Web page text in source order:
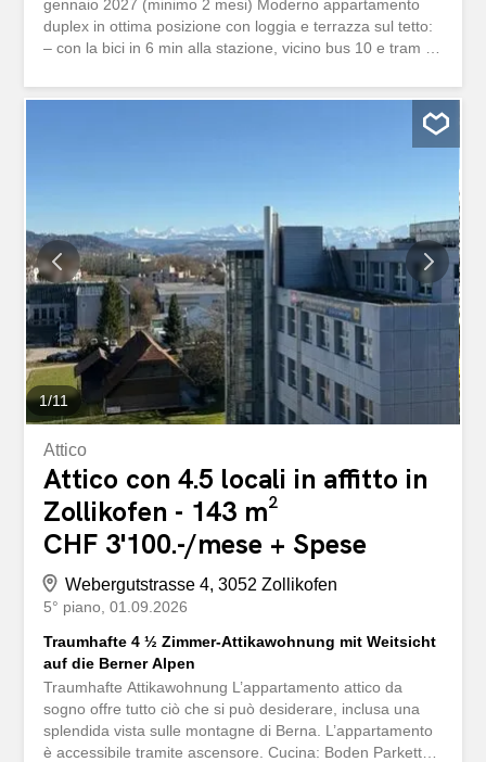
gennaio 2027 (minimo 2 mesi) Moderno appartamento
duplex in ottima posizione con loggia e terrazza sul tetto:
– con la bici in 6 min alla stazione, vicino bus 10 e tram 9
nelle immediate vicinanze, 91m², al 1° piano, con
ascensore, 1 balcone, 1 terrazza, 1 posto auto in garage
Duplexwohnung an bester Lage mit Logia & Dachterasse:
- mit Velo in 6min am Bhf, Bus 10 & Tram 9 nahe - Aare,
Einkaufsmöglichkeiten, Post, Restaurants, Kaffis,
Rosengarten in nächster Nähe, 91m², im 1. Stock, mit Lift,
1 Balkon, 1 Terrasse, 1 Einstellhallenplatz (optional CHF
160.-), Autobahneinfahrt in der Nähe. Inkl. Heizung,
Strom, Wasser, TV (inkl. Anschluss und Abo), ...
1/11
Attico
Attico con 4.5 locali in affitto in
Zollikofen - 143 m²
CHF 3'100.-/mese + Spese
Webergutstrasse 4, 3052 Zollikofen
5° piano 01.09.2026
Traumhafte 4 ½ Zimmer-Attikawohnung mit Weitsicht
auf die Berner Alpen
Traumhafte Attikawohnung L’appartamento attico da
sogno offre tutto ciò che si può desiderare, inclusa una
splendida vista sulle montagne di Berna. L’appartamento
è accessibile tramite ascensore. Cucina: Boden Parkett